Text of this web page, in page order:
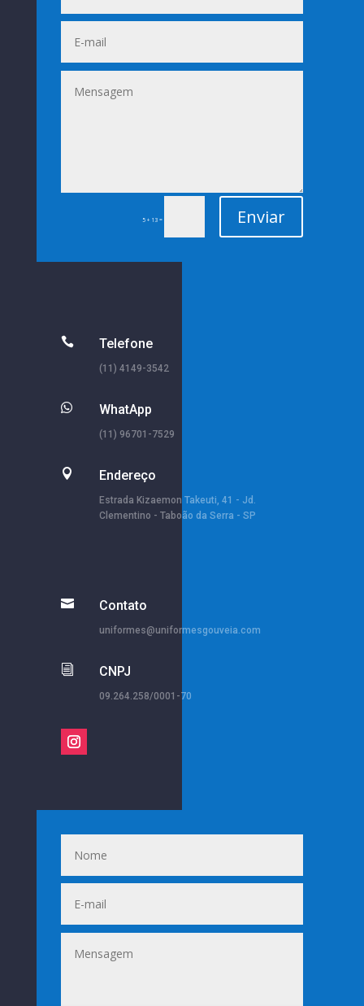
5 + 13 = Enviar
 Telefone
(11) 4149-3542
 WhatApp
(11) 96701-7529
 Endereço
Estrada Kizaemon Takeuti, 41 - Jd.
Clementino - Taboão da Serra - SP
 Contato
uniformes@uniformesgouveia.com
i CNPJ
09.264.258/0001-70